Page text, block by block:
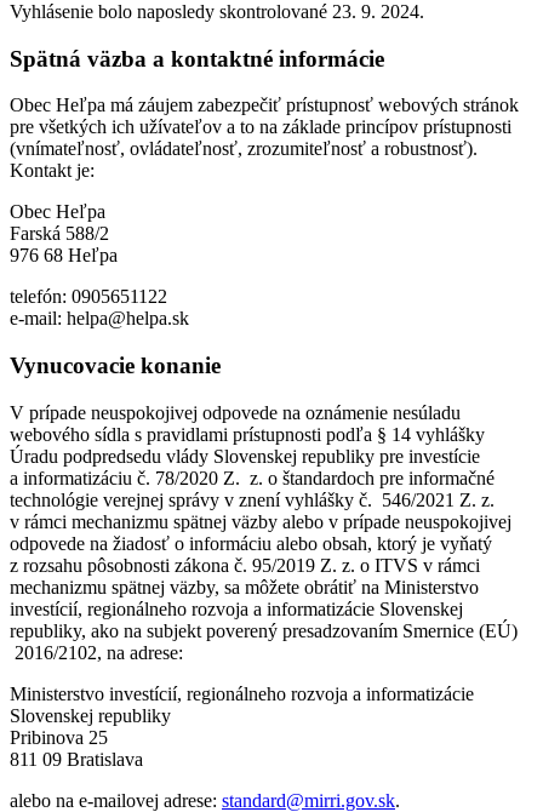
Vyhlásenie bolo naposledy skontrolované 23. 9. 2024.
Spätná väzba a kontaktné informácie
Obec Heľpa má záujem zabezpečiť prístupnosť webových stránok
pre všetkých ich užívateľov a to na základe princípov prístupnosti
(vnímateľnosť, ovládateľnosť, zrozumiteľnosť a robustnosť).
Kontakt je:
Obec Heľpa
Farská 588/2
976 68 Heľpa
telefón: 0905651122
e-mail: helpa@helpa.sk
Vynucovacie konanie
V prípade neuspokojivej odpovede na oznámenie nesúladu
webového sídla s pravidlami prístupnosti podľa § 14 vyhlášky
Úradu podpredsedu vlády Slovenskej republiky pre investície
a informatizáciu č. 78/2020 Z. z. o štandardoch pre informačné
technológie verejnej správy v znení vyhlášky č. 546/2021 Z. z.
v rámci mechanizmu spätnej väzby alebo v prípade neuspokojivej
odpovede na žiadosť o informáciu alebo obsah, ktorý je vyňatý
z rozsahu pôsobnosti zákona č. 95/2019 Z. z. o ITVS v rámci
mechanizmu spätnej väzby, sa môžete obrátiť na Ministerstvo
investícií, regionálneho rozvoja a informatizácie Slovenskej
republiky, ako na subjekt poverený presadzovaním Smernice (EÚ)
2016/2102, na adrese:
Ministerstvo investícií, regionálneho rozvoja a informatizácie
Slovenskej republiky
Pribinova 25
811 09 Bratislava
alebo na e-mailovej adrese: standard@mirri.gov.sk.